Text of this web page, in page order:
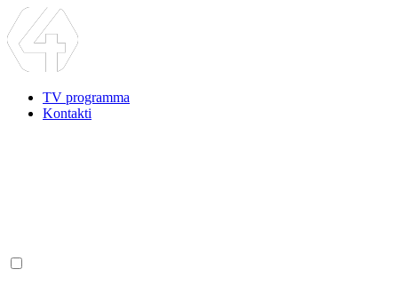
TV programma
Kontakti